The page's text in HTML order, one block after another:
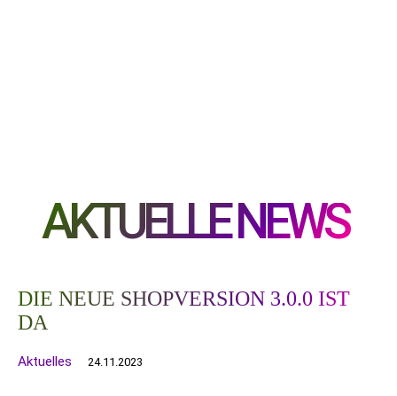
AKTUELLE NEWS
DIE NEUE SHOPVERSION 3.0.0 IST
DA
Aktuelles 24.11.2023